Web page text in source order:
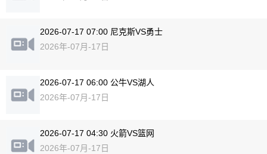
2026-07-17 07:00 尼克斯VS勇士
2026年-07月-17日
2026-07-17 06:00 公牛VS湖人
2026年-07月-17日
2026-07-17 04:30 火箭VS篮网
2026年-07月-17日